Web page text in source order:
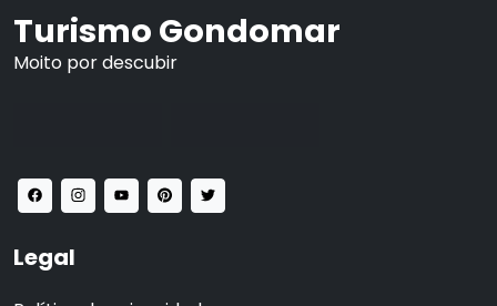
Turismo Gondomar
Moito por descubir
Legal